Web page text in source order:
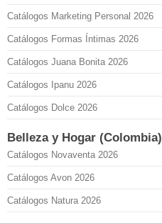
Catálogos Marketing Personal 2026
Catálogos Formas Íntimas 2026
Catálogos Juana Bonita 2026
Catálogos Ipanu 2026
Catálogos Dolce 2026
Belleza y Hogar (Colombia)
Catálogos Novaventa 2026
Catálogos Avon 2026
Catálogos Natura 2026